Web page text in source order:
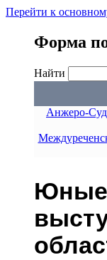
Перейти к
Форма
Найти
Анжеро-
Юные